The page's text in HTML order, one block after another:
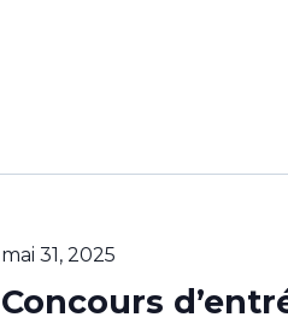
mai 31, 2025
Concours